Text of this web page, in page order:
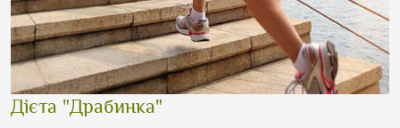
Дієта "Драбинка"